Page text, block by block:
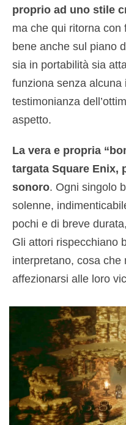
proprio ad uno stile
ma che qui ritorna con
bene anche sul piano
sia in portabilità sia
funziona senza alcuna
testimonianza
aspetto.
La vera e propria
targata Square Enix,
sonoro. Ogni singolo
solenne,
pochi e di breve
Gli attori rispecchiano
interpretano, cosa che
affezionarsi alle loro